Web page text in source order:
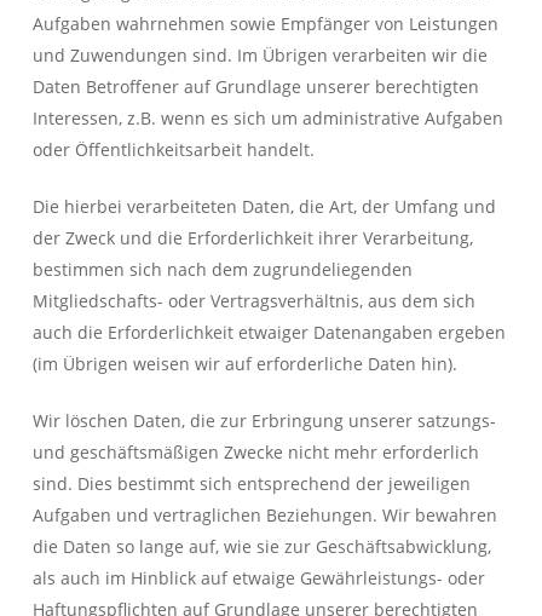
Aufgaben wahrnehmen sowie Empfänger von Leistungen
und Zuwendungen sind. Im Übrigen verarbeiten wir die
Daten Betroffener auf Grundlage unserer berechtigten
Interessen, z.B. wenn es sich um administrative Aufgaben
oder Öffentlichkeitsarbeit handelt.
Die hierbei verarbeiteten Daten, die Art, der Umfang und
der Zweck und die Erforderlichkeit ihrer Verarbeitung,
bestimmen sich nach dem zugrundeliegenden
Mitgliedschafts- oder Vertragsverhältnis, aus dem sich
auch die Erforderlichkeit etwaiger Datenangaben ergeben
(im Übrigen weisen wir auf erforderliche Daten hin).
Wir löschen Daten, die zur Erbringung unserer satzungs-
und geschäftsmäßigen Zwecke nicht mehr erforderlich
sind. Dies bestimmt sich entsprechend der jeweiligen
Aufgaben und vertraglichen Beziehungen. Wir bewahren
die Daten so lange auf, wie sie zur Geschäftsabwicklung,
als auch im Hinblick auf etwaige Gewährleistungs- oder
Haftungspflichten auf Grundlage unserer berechtigten